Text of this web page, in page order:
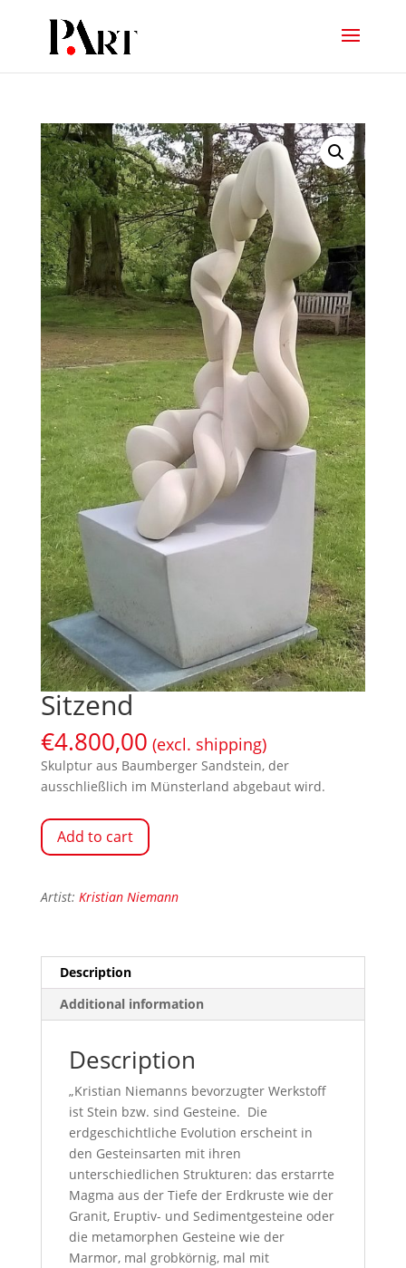
Sitzend
€4.800,00 (excl. shipping)
Skulptur aus Baumberger Sandstein, der
ausschließlich im Münsterland abgebaut wird.
Add to cart
Artist: Kristian Niemann
Description
Additional information
Description
„Kristian Niemanns bevorzugter Werkstoff
ist Stein bzw. sind Gesteine. Die
erdgeschichtliche Evolution erscheint in
den Gesteinsarten mit ihren
unterschiedlichen Strukturen: das erstarrte
Magma aus der Tiefe der Erdkruste wie der
Granit, Eruptiv- und Sedimentgesteine oder
die metamorphen Gesteine wie der
Marmor, mal grobkörnig, mal mit